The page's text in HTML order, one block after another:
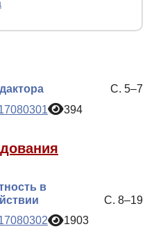
С. 5–7
394
в
С. 8–19
1903